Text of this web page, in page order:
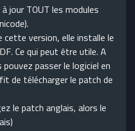
jour TOUT les modules
cette version, elle installe le
Ce qui peut être utile. A
passer le logiciel en
de télécharger le patch de
le patch anglais, alors le